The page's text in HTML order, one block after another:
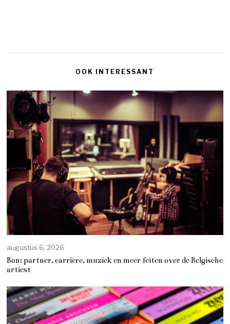
OOK INTERESSANT
augustus 6, 2026
Bon: partner, carrière, muziek en meer feiten over de Belgische
artiest